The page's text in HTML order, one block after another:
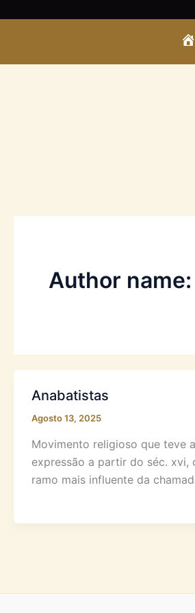
Author
Anabatistas
Agosto 13, 2025
Movimento religioso que teve
expressão a partir do séc. xvi,
ramo mais influente da